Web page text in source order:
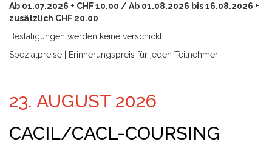
Ab 01.07.2026 + CHF 10.00 / Ab 01.08.2026 bis 16.08.2026 +
zusätzlich CHF 20.00
Bestätigungen werden keine verschickt.
Spezialpreise | Erinnerungspreis für jeden Teilnehmer
23. AUGUST 2026
CACIL/CACL-COURSING